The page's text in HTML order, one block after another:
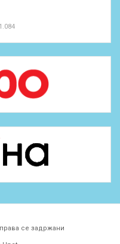
се задржани